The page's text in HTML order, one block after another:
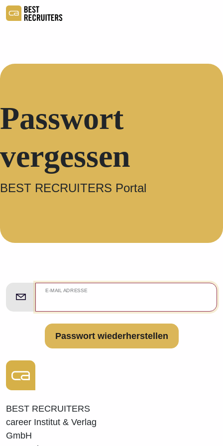
Passwort
vergessen
BEST RECRUITERS Portal
E-MAIL ADRESSE
Passwort wiederherstellen
BEST RECRUITERS
career Institut & Verlag
GmbH